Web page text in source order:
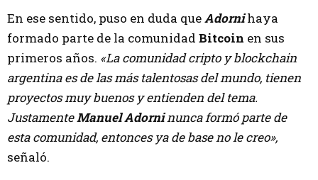
En ese sentido, puso en duda queAdornihaya
formado parte de la comunidad Bitcoin en sus
primeros años. «La comunidad cripto y blockchain
argentina es de las más talentosas del mundo, tienen
proyectos muy buenos y entienden del tema.
JustamenteManuel Adorninunca formó parte de
esta comunidad, entonces ya de base no le creo»,
señaló.